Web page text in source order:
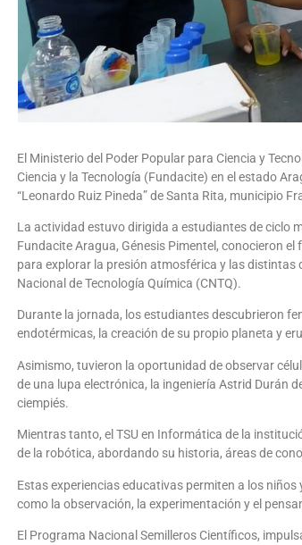
El Ministerio del Poder Popular para Ciencia y
Ciencia y la Tecnología (Fundacite) en el estado
“Leonardo Ruiz Pineda” de Santa Rita, municipio
La actividad estuvo dirigida a estudiantes de ciclo
Fundacite Aragua, Génesis Pimentel, conocieron
para explorar la presión atmosférica y las distintas
Nacional de Tecnología Química (CNTQ).
Durante la jornada, los estudiantes descubrieron
endotérmicas, la creación de su propio planeta y
Asimismo, tuvieron la oportunidad de observar
de una lupa electrónica, la ingeniería Astrid Durán
ciempiés.
Mientras tanto, el TSU en Informática de la
de la robótica, abordando su historia, áreas de
Estas experiencias educativas permiten a los
como la observación, la experimentación y el
El Programa Nacional Semilleros Científicos,